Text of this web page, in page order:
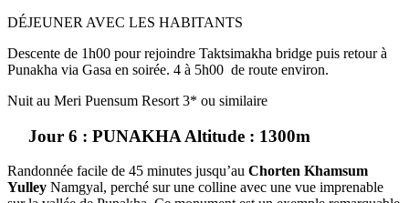
DÉJEUNER AVEC LES HABITANTS
Descente de 1h00 pour rejoindre Taktsimakha bridge puis retour à
Punakha via Gasa en soirée. 4 à 5h00 de route environ.
Nuit au Meri Puensum Resort 3* ou similaire
Jour 6 : PUNAKHA Altitude : 1300m
Randonnée facile de 45 minutes jusqu’au Chorten Khamsum
Yulley Namgyal, perché sur une colline avec une vue imprenable